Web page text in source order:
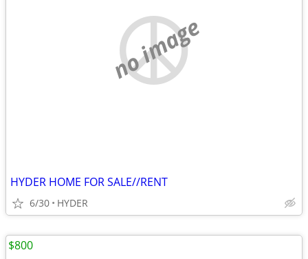
no image
HYDER HOME FOR SALE//RENT
6/30 HYDER
$800